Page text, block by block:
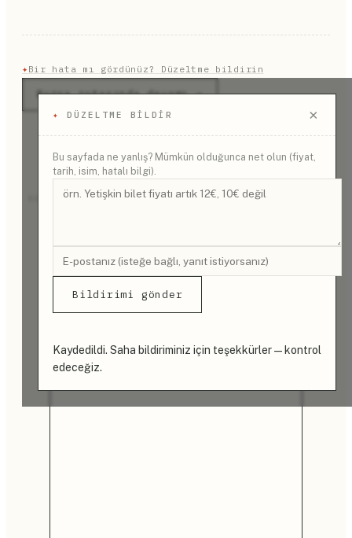
✦Bir hata mı gördünüz? Düzeltme bildirin
✦ DÜZELTME BILDIR ×
Bu sayfada ne yanlış? Mümkün olduğunca net olun (fiyat,
tarih, isim, hatalı bilgi).
Bildirimi gönder
Kaydedildi. Saha bildiriminiz için teşekkürler — kontrol
edeceğiz.
Bursa rotasında devamı →
REKLAM